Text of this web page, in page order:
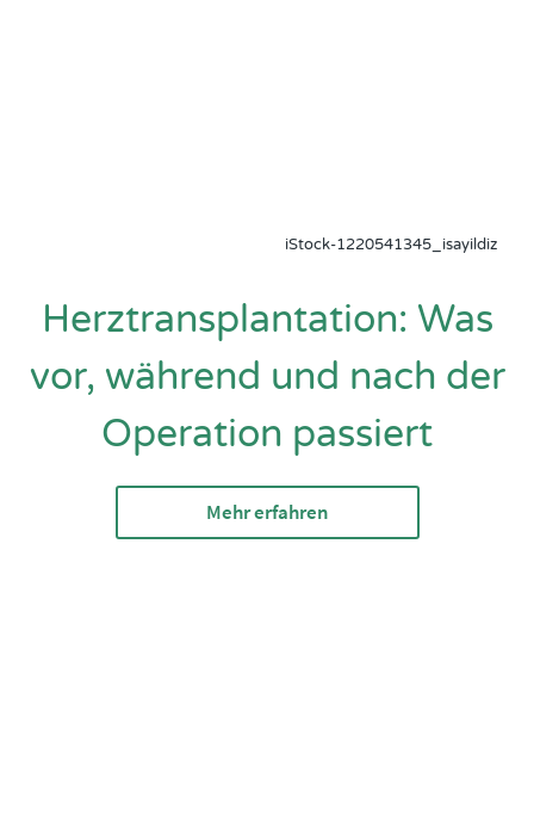
iStock-1220541345_isayildiz
Herztransplantation: Was
vor, während und nach der
Operation passiert
Mehr erfahren